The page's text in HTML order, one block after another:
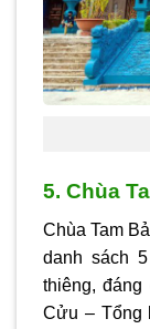
5. Chùa
Chùa Tam
danh sách
thiêng,
Cửu – Tổng